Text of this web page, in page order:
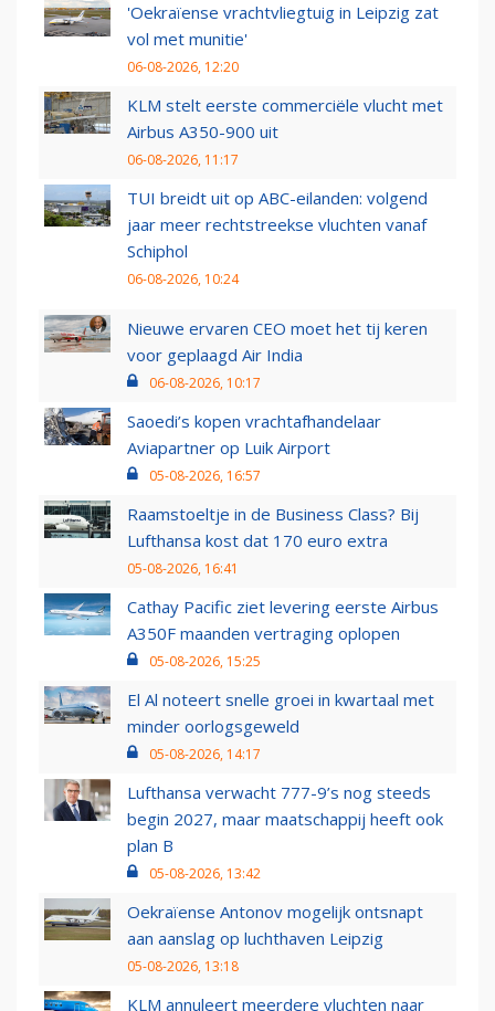
'Oekraïense vrachtvliegtuig in Leipzig zat
vol met munitie'
06-08-2026, 12:20
KLM stelt eerste commerciële vlucht met
Airbus A350-900 uit
06-08-2026, 11:17
TUI breidt uit op ABC-eilanden: volgend
jaar meer rechtstreekse vluchten vanaf
Schiphol
06-08-2026, 10:24
Nieuwe ervaren CEO moet het tij keren
voor geplaagd Air India
06-08-2026, 10:17
Saoedi’s kopen vrachtafhandelaar
Aviapartner op Luik Airport
05-08-2026, 16:57
Raamstoeltje in de Business Class? Bij
Lufthansa kost dat 170 euro extra
05-08-2026, 16:41
Cathay Pacific ziet levering eerste Airbus
A350F maanden vertraging oplopen
05-08-2026, 15:25
El Al noteert snelle groei in kwartaal met
minder oorlogsgeweld
05-08-2026, 14:17
Lufthansa verwacht 777-9’s nog steeds
begin 2027, maar maatschappij heeft ook
plan B
05-08-2026, 13:42
Oekraïense Antonov mogelijk ontsnapt
aan aanslag op luchthaven Leipzig
05-08-2026, 13:18
KLM annuleert meerdere vluchten naar